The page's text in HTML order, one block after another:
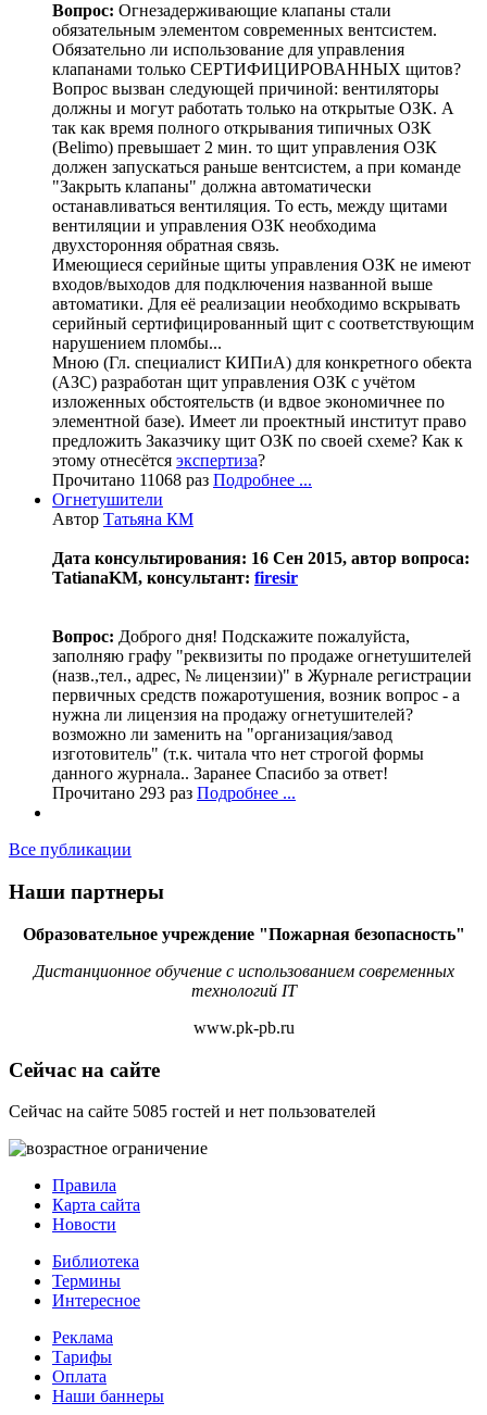
Вопрос: Огнезадерживающие клапаны стали
обязательным элементом современных вентсистем.
Обязательно ли использование для управления
клапанами только СЕРТИФИЦИРОВАННЫХ щитов?
Вопрос вызван следующей причиной: вентиляторы
должны и могут работать только на открытые ОЗК. А
так как время полного открывания типичных ОЗК
(Belimo) превышает 2 мин. то щит управления ОЗК
должен запускаться раньше вентсистем, а при команде
"Закрыть клапаны" должна автоматически
останавливаться вентиляция. То есть, между щитами
вентиляции и управления ОЗК необходима
двухсторонняя обратная связь.
Имеющиеся серийные щиты управления ОЗК не имеют
входов/выходов для подключения названной выше
автоматики. Для её реализации необходимо вскрывать
серийный сертифицированный щит с соответствующим
нарушением пломбы...
Мною (Гл. специалист КИПиА) для конкретного обекта
(АЗС) разработан щит управления ОЗК с учётом
изложенных обстоятельств (и вдвое экономичнее по
элементной базе). Имеет ли проектный институт право
предложить Заказчику щит ОЗК по своей схеме? Как к
этому отнесётся экспертиза?
Прочитано 11068 раз Подробнее ...
Огнетушители
Автор Татьяна КМ
Дата консультирования: 16 Сен 2015, автор вопроса:
TatianaKM, консультант: firesir
Вопрос: Доброго дня! Подскажите пожалуйста,
заполняю графу "реквизиты по продаже огнетушителей
(назв.,тел., адрес, № лицензии)" в Журнале регистрации
первичных средств пожаротушения, возник вопрос - а
нужна ли лицензия на продажу огнетушителей?
возможно ли заменить на "организация/завод
изготовитель" (т.к. читала что нет строгой формы
данного журнала.. Заранее Спасибо за ответ!
Прочитано 293 раз Подробнее ...
Все публикации
Наши партнеры
Образовательное учреждение "Пожарная безопасность"
Дистанционное обучение с использованием современных
технологий IT
www.pk-pb.ru
Сейчас на сайте
Сейчас на сайте 5085 гостей и нет пользователей
Правила
Карта сайта
Новости
Библиотека
Термины
Интересное
Реклама
Тарифы
Оплата
Наши баннеры